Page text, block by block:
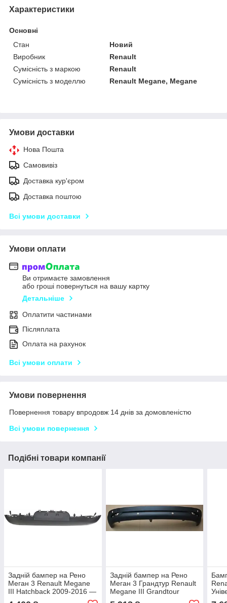
Характеристики
Основні
Стан
Новий
Виробник
Renault
Сумісність з маркою
Renault
Сумісність з моделлю
Renault Megane, Megane
Умови доставки
Нова Пошта
Самовивіз
Доставка кур'єром
Доставка поштою
Всі умови доставки
Умови оплати
Ви отримаєте замовлення
або гроші повернуться на вашу картку
Детальніше
Оплатити частинами
Післяплата
Оплата на рахунок
Всі умови оплати
Умови повернення
Повернення товару впродовж 14 днів за домовленістю
Всі умови повернення
Подібні товари компанії
Задній бампер на Рено
Меган 3 Renault Megane
III Hatchback 2009-2016 —
Задній бампер на Рено
Меган 3 Грандтур Renault
Megane III Grandtour